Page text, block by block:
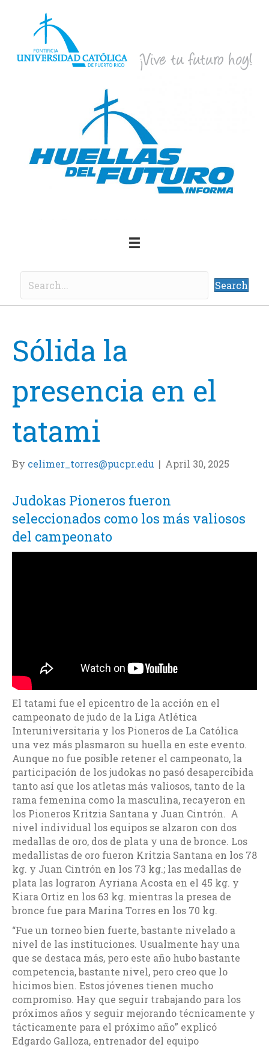
Search
Sólida la
presencia en el
tatami
By celimer_torres@pucpr.edu | April 30, 2025
Judokas Pioneros fueron
seleccionados como los más valiosos
del campeonato
El tatami fue el epicentro de la acción en el
campeonato de judo de la Liga Atlética
Interuniversitaria y los Pioneros de La Católica
una vez más plasmaron su huella en este evento.
Aunque no fue posible retener el campeonato, la
participación de los judokas no pasó desapercibida
tanto así que los atletas más valiosos, tanto de la
rama femenina como la masculina, recayeron en
los Pioneros Kritzia Santana y Juan Cintrón. A
nivel individual los equipos se alzaron con dos
medallas de oro, dos de plata y una de bronce. Los
medallistas de oro fueron Kritzia Santana en los 78
kg. y Juan Cintrón en los 73 kg.; las medallas de
plata las lograron Ayriana Acosta en el 45 kg. y
Kiara Ortiz en los 63 kg. mientras la presea de
bronce fue para Marina Torres en los 70 kg.
“Fue un torneo bien fuerte, bastante nivelado a
nivel de las instituciones. Usualmente hay una
que se destaca más, pero este año hubo bastante
competencia, bastante nivel, pero creo que lo
hicimos bien. Estos jóvenes tienen mucho
compromiso. Hay que seguir trabajando para los
próximos años y seguir mejorando técnicamente y
tácticamente para el próximo año” explicó
Edgardo Galloza, entrenador del equipo